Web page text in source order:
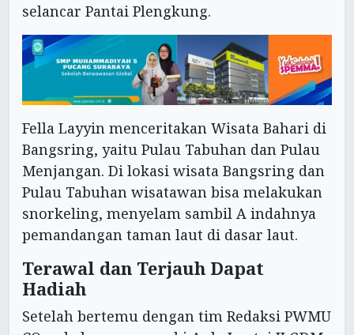
selancar Pantai Plengkung.
Fella Layyin menceritakan Wisata Bahari di
Bangsring, yaitu Pulau Tabuhan dan Pulau
Menjangan. Di lokasi wisata Bangsring dan
Pulau Tabuhan wisatawan bisa melakukan
snorkeling, menyelam sambil A indahnya
pemandangan taman laut di dasar laut.
Terawal dan Terjauh Dapat
Hadiah
Setelah bertemu dengan tim Redaksi PWMU